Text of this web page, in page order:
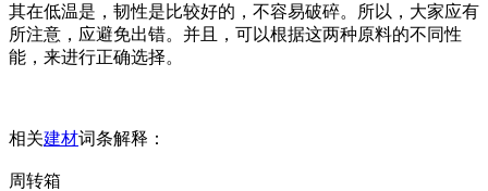
其在低温是，韧性是比较好的，不容易破碎。所以，大家应有
所注意，应避免出错。并且，可以根据这两种原料的不同性
能，来进行正确选择。
相关建材词条解释：
周转箱